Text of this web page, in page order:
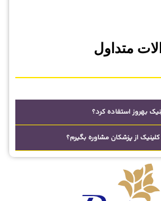
متداول
بهروز استفاده کرد؟
از پزشکان مشاوره بگیرم؟